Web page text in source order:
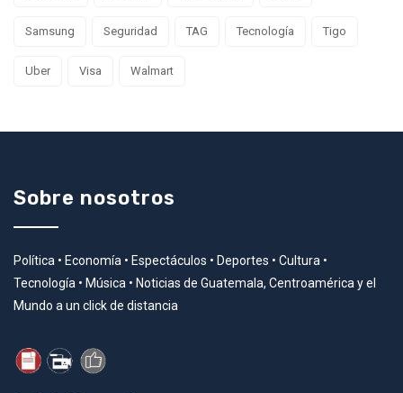
Samsung Seguridad TAG Tecnología Tigo
Uber Visa Walmart
Sobre nosotros
Política • Economía • Espectáculos • Deportes • Cultura •
Tecnología • Música • Noticias de Guatemala, Centroamérica y el
Mundo a un click de distancia